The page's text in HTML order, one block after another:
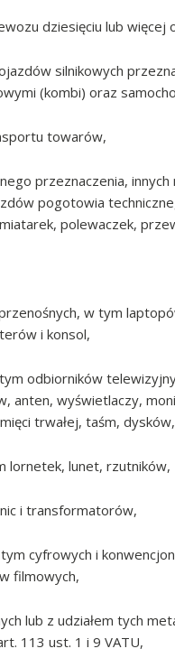
dziesięciu lub więcej
silnikowych
(kombi) oraz
towarów,
przeznaczenia,
pogotowia
polewaczek,
w tym
i konsol,
odbiorników
anten, wyświetlaczy,
trwałej, taśm,
lornetek, lunet, rzutników,
i transformatorów,
cyfrowych i
filmowych,
lub z udziałem tych
113 ust. 1 i 9 VATU,